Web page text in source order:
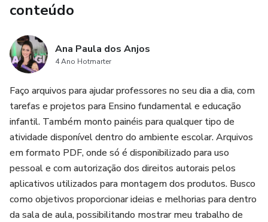
conteúdo
Ana Paula dos Anjos
4 Ano Hotmarter
Faço arquivos para ajudar professores no seu dia a dia, com
tarefas e projetos para Ensino fundamental e educação
infantil. Também monto painéis para qualquer tipo de
atividade disponível dentro do ambiente escolar. Arquivos
em formato PDF, onde só é disponibilizado para uso
pessoal e com autorização dos direitos autorais pelos
aplicativos utilizados para montagem dos produtos. Busco
como objetivos proporcionar ideias e melhorias para dentro
da sala de aula, possibilitando mostrar meu trabalho de